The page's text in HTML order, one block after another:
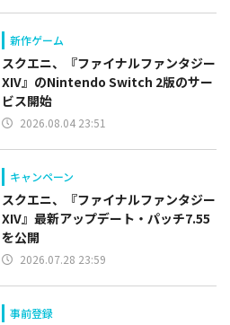
新作ゲーム
スクエニ、『ファイナルファンタジー
XIV』のNintendo Switch 2版のサー
ビス開始
2026.08.04 23:51
キャンペーン
スクエニ、『ファイナルファンタジー
XIV』最新アップデート・パッチ7.55
を公開
2026.07.28 23:59
事前登録